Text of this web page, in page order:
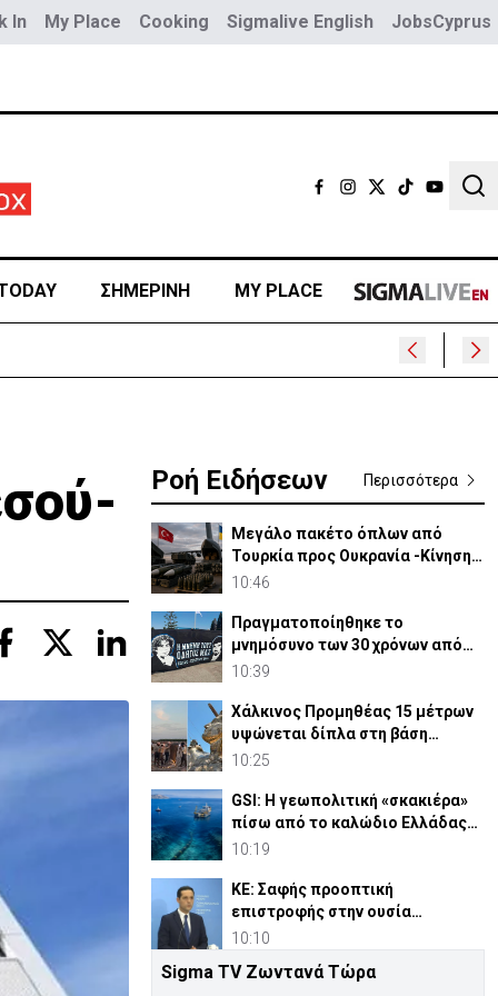
In My Place Cooking Sigmalive English JobsCyprus
ΣΗΜΕΡΙΝΗ MY PLACE
Ροή Ειδήσεων Περισσότερα
Μεγάλο πακέτο όπλων από
Τουρκία προς Ουκρανία -Κίνηση
με μήνυμα προς Μόσχα;
10:46
Πραγματοποίηθηκε το
μνημόσυνο των 30 χρόνων από
τις θυσίες Ισαάκ-Σολωμού (pic)
10:39
Χάλκινος Προμηθέας 15 μέτρων
υψώνεται δίπλα στη βάση
SpaceX του Έλον Μασκ
10:25
GSI: Η γεωπολιτική «σκακιέρα»
πίσω από το καλώδιο Ελλάδας–
Κύπρου–Ισραήλ
10:19
ΚΕ: Σαφής προοπτική
επιστροφής στην ουσία
Κυπριακού, η πρόθεση
10:10
Ιωαννίδης: Η θυσία Ισαάκ και
Sigma TV Ζωντανά Τώρα